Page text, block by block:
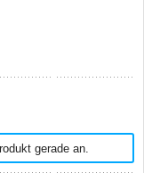
gerade an.